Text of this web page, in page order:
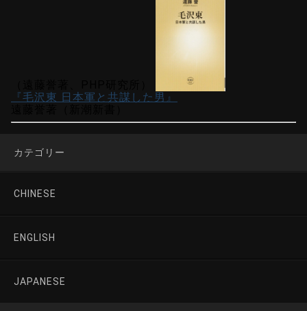
『毛沢東 日本軍と共謀した男』
カテゴリー
CHINESE
ENGLISH
JAPANESE